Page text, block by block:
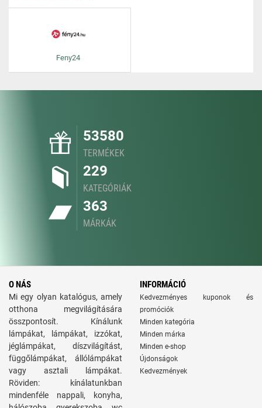
Feny24
53580
TERMÉKEK
229
KATEGÓRIÁK
363
MÁRKÁK
O NÁS
Mi egy olyan katalógus, amely
otthona megvilágítására
összpontosít. Kínálunk
lámpákat, lámpákat, izzókat,
jéglámpákat, díszvilágítást,
függőlámpákat, állólámpákat
vagy asztali lámpákat.
Röviden: kínálatunkban
mindenféle nappali, konyha,
INFORMÁCIÓ
Kedvezményes kuponok és
promóciók
Minden kategória
Minden márka
Minden e-shop
Újdonságok
Kedvezmények